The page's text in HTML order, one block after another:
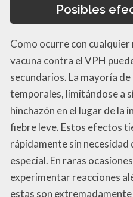
Posibles
Como ocurre con
vacuna contra el VPH
secundarios. La mayoría
temporales, limitándose a
hinchazón en el lugar de la
fiebre leve. Estos efectos
rápidamente sin
especial. En raras
experimentar reacciones
estas son